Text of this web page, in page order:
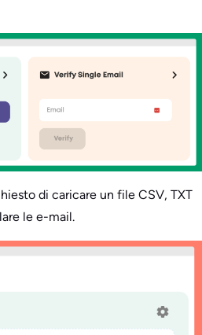
di caricare un file CSV, TXT
le e-mail.